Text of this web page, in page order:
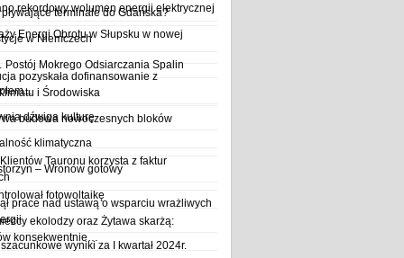
terminale do Gdańska?
w Niemczech
Mokrego Odsiarczania Spalin
dźwiga kulturę
klimatyczna
– Wronów gotowy
fotowoltaikę
ekolodzy oraz Żytawa skarżą:
konsekwentnie…
rekordowy wolumen energii elektrycznej
Energi Obrotu w Słupsku w nowej
pozyskała dofinansowanie z
i Środowiska
budowa nowoczesnych bloków
Tauronu korzysta z faktur
prace nad ustawą o wsparciu wrażliwych
wyniki za I kwartał 2024r.